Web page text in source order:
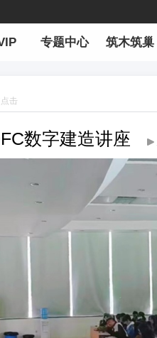
专题中心 筑木筑巢
击
数字建造讲座